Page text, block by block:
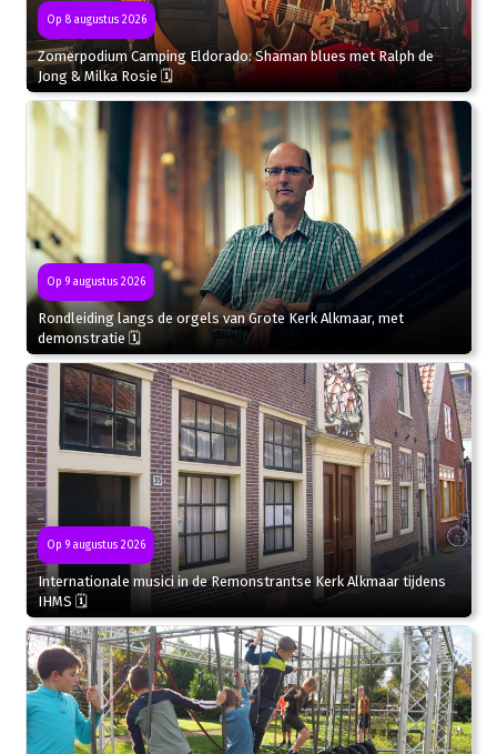
Op 8 augustus 2026
Zomerpodium Camping Eldorado: Shaman blues met Ralph de
Jong & Milka Rosie 🗓
Op 9 augustus 2026
Rondleiding langs de orgels van Grote Kerk Alkmaar, met
demonstratie 🗓
Op 9 augustus 2026
Internationale musici in de Remonstrantse Kerk Alkmaar tijdens
IHMS 🗓